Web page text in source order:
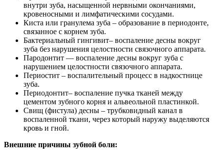
внутри зуба, насыщенной нервными окончаниями,
кровеносными и лимфатическими сосудами.
Киста или гранулема зуба – образование в периодонте,
связанное с корнем зуба.
Бактериальный гингивит– воспаление десны вокруг
зуба без нарушения целостности связочного аппарата.
Пародонтит — воспаление десны вокруг зуба с
нарушением целостности связочного аппарата.
Периостит – воспалительный процесс в надкостнице
зуба.
Периодонтит– воспаление пучка тканей между
цементом зубного корня и альвеольной пластинкой.
Свищ (фистула) десны – трубковидный канал в
воспаленной ткани, через который наружу выделяются
кровь и гной.
Внешние причины зубной боли: